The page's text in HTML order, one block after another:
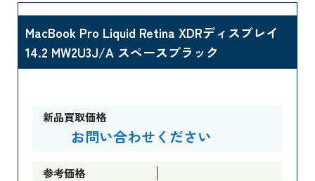
MacBook Pro Liquid Retina XDRディスプレイ
14.2 MW2U3J/A スペースブラック
新品買取価格
お問い合わせください
参考価格